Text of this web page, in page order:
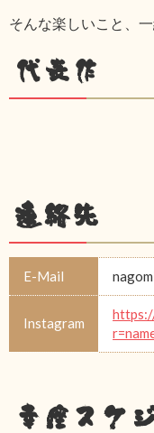
そんな楽しいこと、
代表作
連絡先
E-Mail
Instagram
幸座スケ